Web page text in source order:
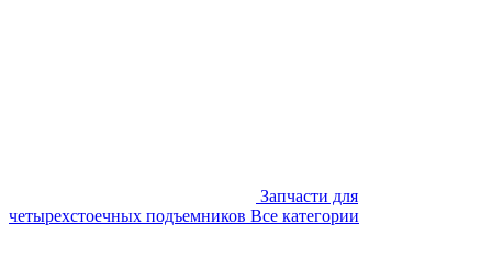
Запчасти для
четырехстоечных подъемников Все категории